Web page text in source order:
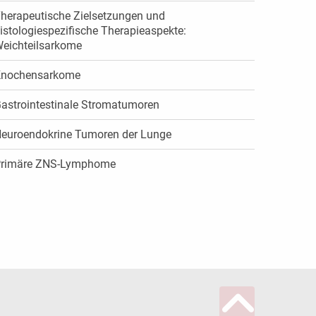
Zielsetzungen und
Therapieaspekte:
Stromatumoren
Tumoren der Lunge
ZNS-Lymphome